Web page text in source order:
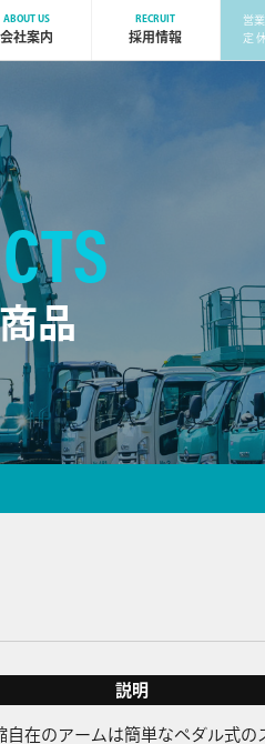
ABOUT US
会社案内
RECRUIT
採用情報
営
定
品
説明
自在のアームは簡単なペダル式